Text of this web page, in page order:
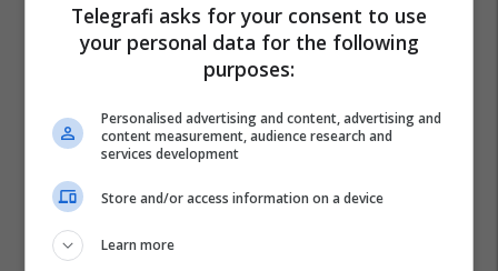
Telegrafi asks for your consent to use
your personal data for the following
purposes:
Personalised advertising and content, advertising and
content measurement, audience research and
services development
Store and/or access information on a device
Learn more